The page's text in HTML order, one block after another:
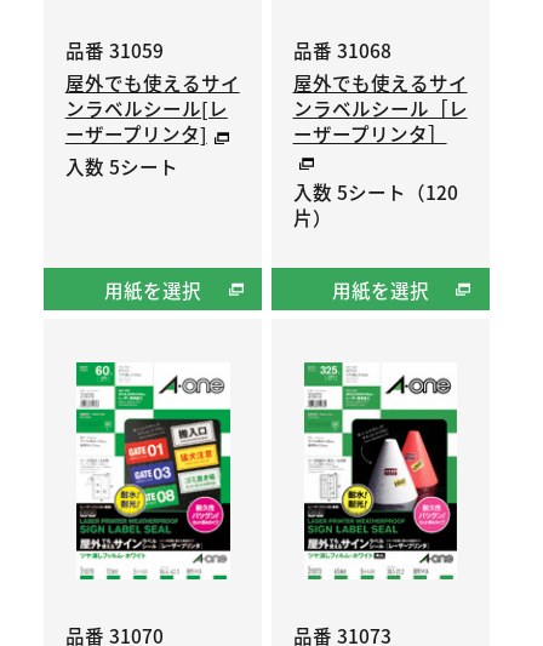
品番 31059
屋外でも使えるサイ
ンラベルシール[レ
ーザープリンタ]
入数 5シート
用紙を選択
品番 31068
屋外でも使えるサイ
ンラベルシール［レ
ーザープリンタ］
入数 5シート（120
片）
用紙を選択
品番 31070
品番 31073